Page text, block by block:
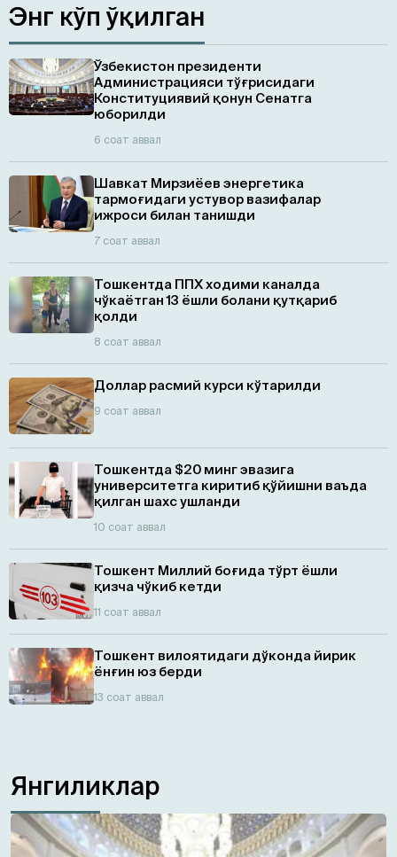
Энг кўп ўқилган
Ўзбекистон президенти
Администрацияси тўғрисидаги
Конституциявий қонун Сенатга
юборилди
6 соат аввал
Шавкат Мирзиёев энергетика
тармоғидаги устувор вазифалар
ижроси билан танишди
7 соат аввал
Тошкентда ППХ ходими каналда
чўкаётган 13 ёшли болани қутқариб
қолди
8 соат аввал
Доллар расмий курси кўтарилди
9 соат аввал
Тошкентда $20 минг эвазига
университетга киритиб қўйишни ваъда
қилган шахс ушланди
10 соат аввал
Тошкент Миллий боғида тўрт ёшли
қизча чўкиб кетди
11 соат аввал
Тошкент вилоятидаги дўконда йирик
ёнғин юз берди
13 соат аввал
Янгиликлар